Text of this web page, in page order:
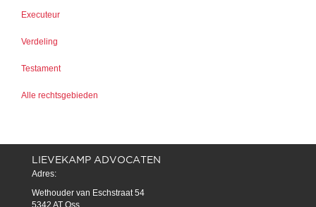
Executeur
Verdeling
Testament
Alle rechtsgebieden
LIEVEKAMP ADVOCATEN
Adres:
Wethouder van Eschstraat 54
5342 AT Oss